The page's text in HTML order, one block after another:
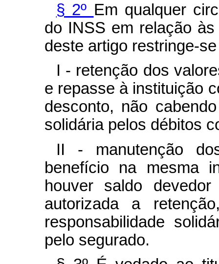
§ 2º Em qualquer
do INSS em relação
deste artigo restringe-
I - retenção dos
e repasse à instituição
desconto, não
solidária pelos débitos
II - manutenção
benefício na mesma
houver saldo
autorizada a
responsabilidade
pelo segurado.